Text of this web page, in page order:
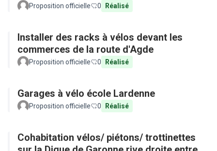
Proposition officielle 0 Réalisé
Installer des racks à vélos devant les
commerces de la route d'Agde
Proposition officielle 0 Réalisé
Garages à vélo école Lardenne
Proposition officielle 0 Réalisé
Cohabitation vélos/ piétons/ trottinettes